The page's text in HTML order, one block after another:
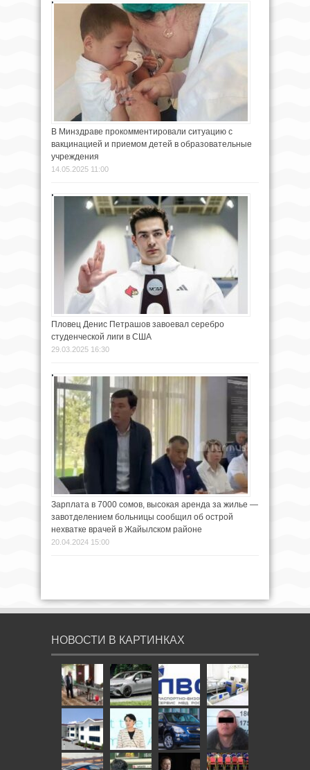
В Минздраве прокомментировали ситуацию с
вакцинацией и приемом детей в образовательные
учреждения
14.05.2025 11:00
Пловец Денис Петрашов завоевал серебро
студенческой лиги в США
29.03.2025 16:30
Зарплата в 7000 сомов, высокая аренда за жилье —
завотделением больницы сообщил об острой
нехватке врачей в Жайылском районе
20.04.2024 15:00
НОВОСТИ В КАРТИНКАХ